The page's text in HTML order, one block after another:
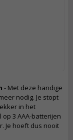
- Met deze handige
nodig. Je stopt
in het
3 AAA-batterijen
Je hoeft dus nooit